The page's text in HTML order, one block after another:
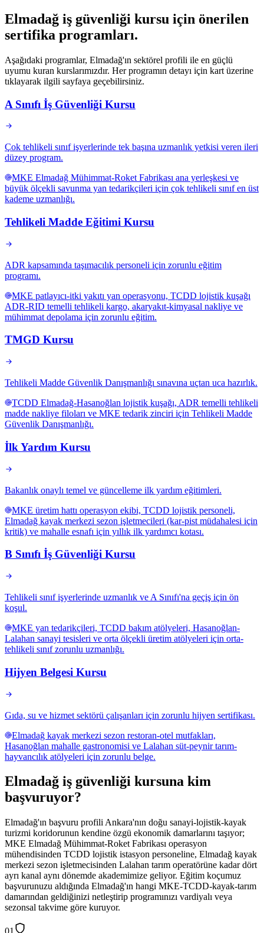
Elmadağ iş güvenliği kursu için önerilen
sertifika programları.
Aşağıdaki programlar, Elmadağ'ın sektörel profili ile en güçlü
uyumu kuran kurslarımızdır. Her programın detayı için kart üzerine
tıklayarak ilgili sayfaya geçebilirsiniz.
A Sınıfı İş Güvenliği Kursu
Çok tehlikeli sınıf işyerlerinde tek başına uzmanlık yetkisi veren ileri
düzey program.
MKE Elmadağ Mühimmat-Roket Fabrikası ana yerleşkesi ve
büyük ölçekli savunma yan tedarikçileri için çok tehlikeli sınıf en üst
kademe uzmanlığı.
Tehlikeli Madde Eğitimi Kursu
ADR kapsamında taşımacılık personeli için zorunlu eğitim
programı.
MKE patlayıcı-itki yakıtı yan operasyonu, TCDD lojistik kuşağı
ADR-RID temelli tehlikeli kargo, akaryakıt-kimyasal nakliye ve
mühimmat depolama için zorunlu eğitim.
TMGD Kursu
Tehlikeli Madde Güvenlik Danışmanlığı sınavına uçtan uca hazırlık.
TCDD Elmadağ-Hasanoğlan lojistik kuşağı, ADR temelli tehlikeli
madde nakliye filoları ve MKE tedarik zinciri için Tehlikeli Madde
Güvenlik Danışmanlığı.
İlk Yardım Kursu
Bakanlık onaylı temel ve güncelleme ilk yardım eğitimleri.
MKE üretim hattı operasyon ekibi, TCDD lojistik personeli,
Elmadağ kayak merkezi sezon işletmecileri (kar-pist müdahalesi için
kritik) ve mahalle esnafı için yıllık ilk yardımcı kotası.
B Sınıfı İş Güvenliği Kursu
Tehlikeli sınıf işyerlerinde uzmanlık ve A Sınıfı'na geçiş için ön
koşul.
MKE yan tedarikçileri, TCDD bakım atölyeleri, Hasanoğlan-
Lalahan sanayi tesisleri ve orta ölçekli üretim atölyeleri için orta-
tehlikeli sınıf zorunlu uzmanlığı.
Hijyen Belgesi Kursu
Gıda, su ve hizmet sektörü çalışanları için zorunlu hijyen sertifikası.
Elmadağ kayak merkezi sezon restoran-otel mutfakları,
Hasanoğlan mahalle gastronomisi ve Lalahan süt-peynir tarım-
hayvancılık atölyeleri için zorunlu belge.
Elmadağ iş güvenliği kursuna kim
başvuruyor?
Elmadağ'ın başvuru profili Ankara'nın doğu sanayi-lojistik-kayak
turizmi koridorunun kendine özgü ekonomik damarlarını taşıyor;
MKE Elmadağ Mühimmat-Roket Fabrikası operasyon
mühendisinden TCDD lojistik istasyon personeline, Elmadağ kayak
merkezi sezon işletmecisinden Lalahan tarım operatörüne kadar dört
ayrı kanal aynı dönemde akademimize geliyor. Eğitim koçumuz
başvurunuzu aldığında Elmadağ'ın hangi MKE-TCDD-kayak-tarım
damarından geldiğinizi netleştirip programınızı vardiyalı veya
sezonsal takvime göre kuruyor.